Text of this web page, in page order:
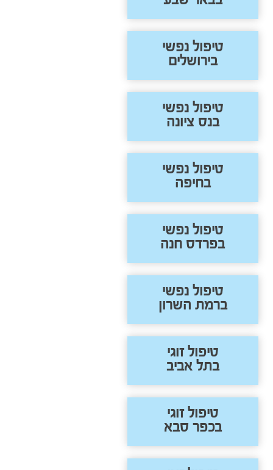
טיפול נפשי
בירושלים
טיפול נפשי
בנס ציונה
טיפול נפשי
בחיפה
טיפול נפשי
בפרדס חנה
טיפול נפשי
ברמת השרון
טיפול זוגי
בתל אביב
טיפול זוגי
בכפר סבא